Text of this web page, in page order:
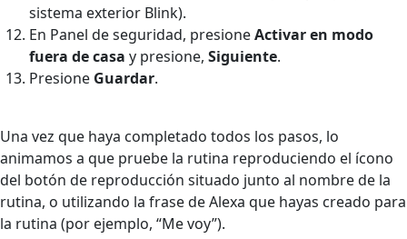
sistema exterior Blink).
En Panel de seguridad, presioneActivar en modo
fuera de casa y presione, Siguiente.
Presione Guardar.
Una vez que haya completado todos los pasos, lo
animamos a que pruebe la rutina reproduciendo el ícono
del botón de reproducción situado junto al nombre de la
rutina, o utilizando la frase de Alexa que hayas creado para
la rutina (por ejemplo, “Me voy”).